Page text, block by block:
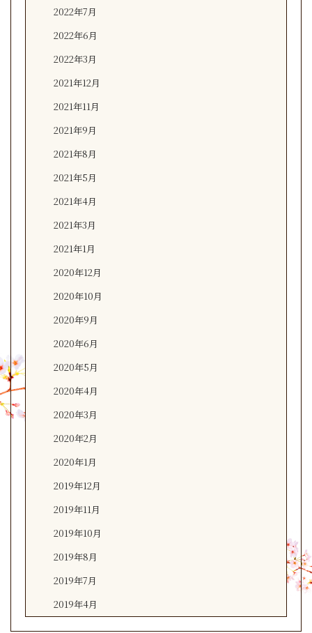
2022年7月
2022年6月
2022年3月
2021年12月
2021年11月
2021年9月
2021年8月
2021年5月
2021年4月
2021年3月
2021年1月
2020年12月
2020年10月
2020年9月
2020年6月
2020年5月
2020年4月
2020年3月
2020年2月
2020年1月
2019年12月
2019年11月
2019年10月
2019年8月
2019年7月
2019年4月